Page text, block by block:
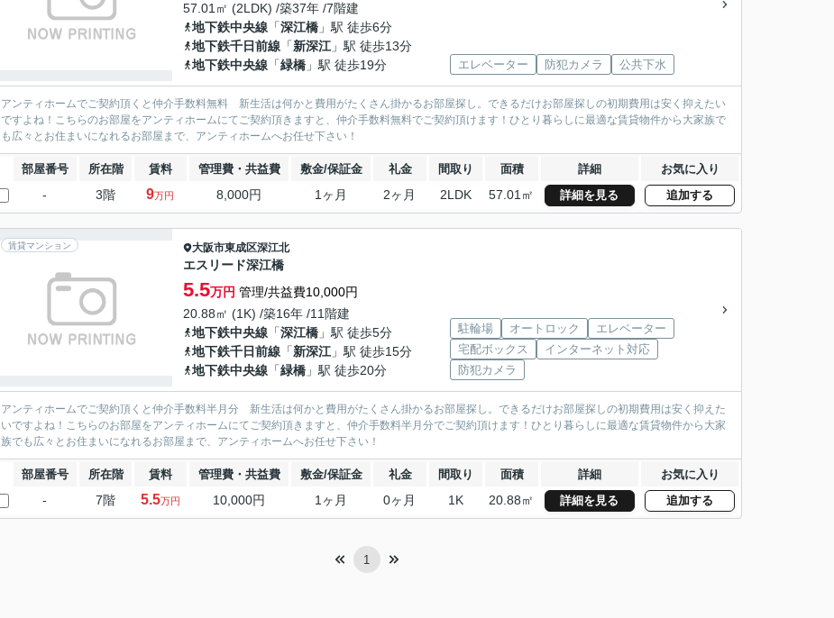
57.01㎡ (2LDK) /築37年 /7階建
地下鉄中央線 「深江橋 」駅 徒歩6分
地下鉄千日前線 「新深江 」駅 徒歩13分
地下鉄中央線 「緑橋 」駅 徒歩19分 エレベーター 防犯カメラ 公共下水
アンティホームでご契約頂くと仲介手数料無料 新生活は何かと費用がたくさん掛かるお部屋探し。できるだけお部屋探しの初期費用は安く抑えたい
ですよね！こちらのお部屋をアンティホームにてご契約頂きますと、仲介手数料無料でご契約頂けます！ひとり暮らしに最適な賃貸物件から大家族で
も広々とお住まいになれるお部屋まで、アンティホームへお任せ下さい！
部屋番号 所在階 賃料 管理費・共益費 敷金/保証金 礼金 間取り 面積 詳細 お気に入り
- 3階 9万円 8,000円 1ヶ月 2ヶ月 2LDK 57.01㎡ 詳細を見る 追加する
賃貸マンション 大阪市東成区深江北
エスリード深江橋
5.5万円 管理/共益費10,000円
20.88㎡ (1K) /築16年 /11階建
地下鉄中央線 「深江橋 」駅 徒歩5分
地下鉄千日前線 「新深江 」駅 徒歩15分
地下鉄中央線 「緑橋 」駅 徒歩20分
駐輪場 オートロック
エレベーター
宅配ボックス
インターネット対応
防犯カメラ
アンティホームでご契約頂くと仲介手数料半月分 新生活は何かと費用がたくさん掛かるお部屋探し。できるだけお部屋探しの初期費用は安く抑えた
いですよね！こちらのお部屋をアンティホームにてご契約頂きますと、仲介手数料半月分でご契約頂けます！ひとり暮らしに最適な賃貸物件から大家
族でも広々とお住まいになれるお部屋まで、アンティホームへお任せ下さい！
部屋番号 所在階 賃料 管理費・共益費 敷金/保証金 礼金 間取り 面積 詳細 お気に入り
- 7階 5.5万円 10,000円 1ヶ月 0ヶ月 1K 20.88㎡ 詳細を見る 追加する
1